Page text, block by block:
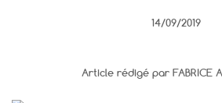
14/09/2019
Article rédigé par FABRICE